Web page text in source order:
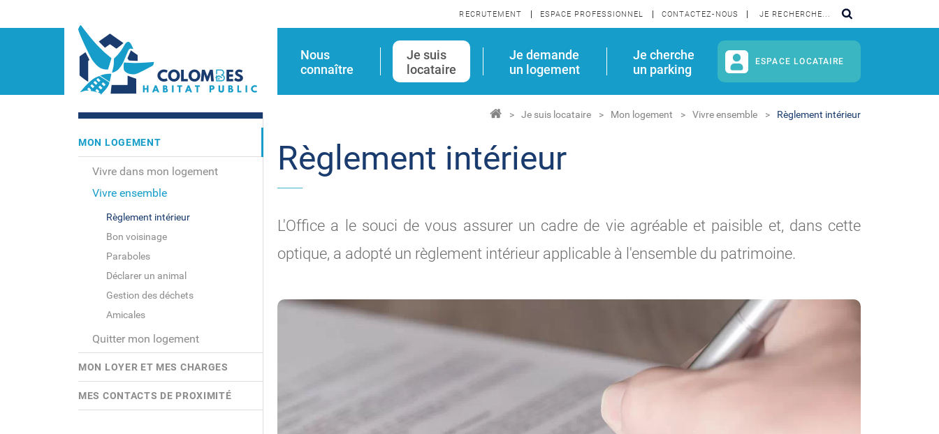
RECRUTEMENT ESPACE PROFESSIONNEL CONTACTEZ-NOUS
Nous
connaître
Je suis
locataire
Je demande
un logement
Je cherche
un parking
ESPACE LOCATAIRE
Je suis locataire Mon logement Vivre ensemble Règlement intérieur
Règlement intérieur
L'Office a le souci de vous assurer un cadre de vie agréable et paisible et, dans cette
optique, a adopté un règlement intérieur applicable à l'ensemble du patrimoine.
MON LOGEMENT
Vivre dans mon logement
Vivre ensemble
Règlement intérieur
Bon voisinage
Paraboles
Déclarer un animal
Gestion des déchets
Amicales
Quitter mon logement
MON LOYER ET MES CHARGES
MES CONTACTS DE PROXIMITÉ